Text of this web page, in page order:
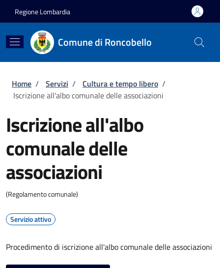
Regione Lombardia
Comune di Roncobello
Briciole di pane
Home / Servizi / Cultura e tempo libero /
Iscrizione all'albo comunale delle associazioni
Iscrizione all'albo
comunale delle
associazioni
(Regolamento comunale)
Servizio attivo
Procedimento di iscrizione all'albo comunale delle associazioni